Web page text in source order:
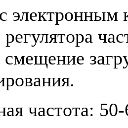
смещение
частота: